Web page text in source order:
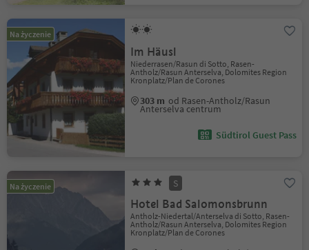
Na życzenie
Im Häusl
Niederrasen/Rasun di Sotto, Rasen-
Antholz/Rasun Anterselva, Dolomites Region
Kronplatz/Plan de Corones
303 m od Rasen-Antholz/Rasun
Anterselva centrum
Südtirol Guest Pass
Na życzenie S
Hotel Bad Salomonsbrunn
Antholz-Niedertal/Anterselva di Sotto, Rasen-
Antholz/Rasun Anterselva, Dolomites Region
Kronplatz/Plan de Corones